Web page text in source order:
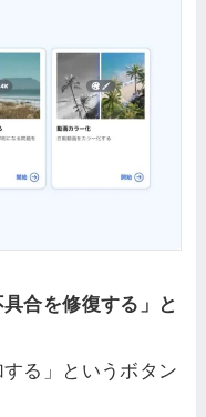
合を修復する」と
る」というボタン